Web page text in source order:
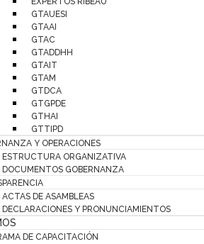
GTAUESI
GTAAI
GTAC
GTADDHH
GTAIT
GTAM
GTDCA
GTGPDE
GTHAI
GTTIPD
Y OPERACIONES
ESTRUCTURA ORGANIZATIVA
DOCUMENTOS GOBERNANZA
ACTAS DE ASAMBLEAS
DECLARACIONES Y PRONUNCIAMIENTOS
DE CAPACITACIÓN